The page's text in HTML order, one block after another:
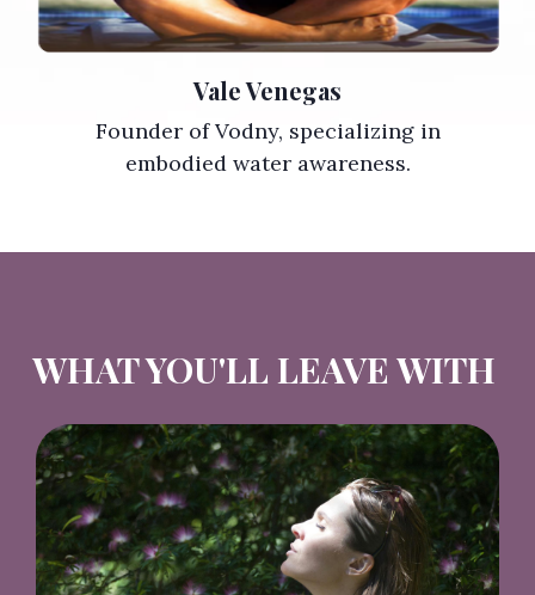
Vale Venegas
Founder of Vodny, specializing in
embodied water awareness.
WHAT YOU'LL LEAVE WITH